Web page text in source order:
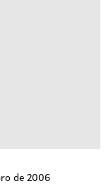
de 2006